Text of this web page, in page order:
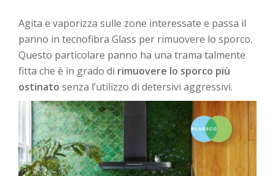
Agita e vaporizza sulle zone interessate e passa il
panno in tecnofibra Glass per rimuovere lo sporco.
Questo particolare panno ha una trama talmente
fitta che è in grado di rimuovere lo sporco più
ostinato senza l’utilizzo di detersivi aggressivi.